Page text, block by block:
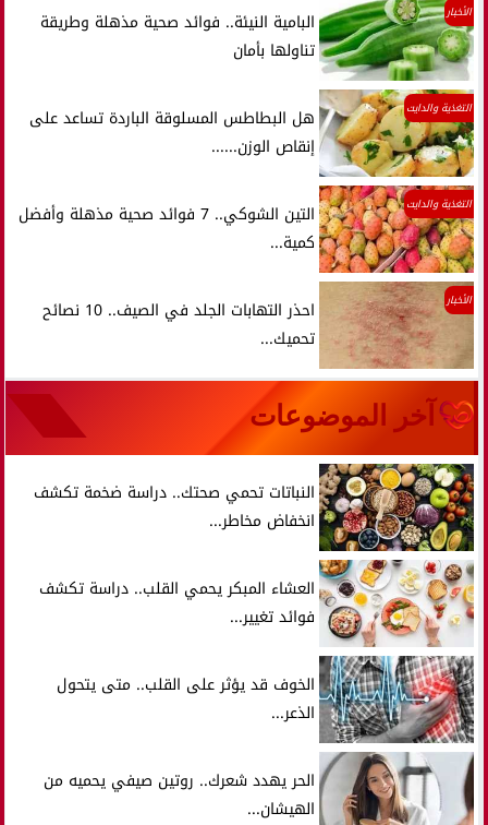
الأخبار
البامية النيئة.. فوائد صحية مذهلة وطريقة
تناولها بأمان
التغذية والدايت
هل البطاطس المسلوقة الباردة تساعد على
إنقاص الوزن......
التغذية والدايت
التين الشوكي.. 7 فوائد صحية مذهلة وأفضل
كمية...
الأخبار
احذر التهابات الجلد في الصيف.. 10 نصائح
تحميك...
آخر الموضوعات
النباتات تحمي صحتك.. دراسة ضخمة تكشف
انخفاض مخاطر...
العشاء المبكر يحمي القلب.. دراسة تكشف
فوائد تغيير...
الخوف قد يؤثر على القلب.. متى يتحول
الذعر...
الحر يهدد شعرك.. روتين صيفي يحميه من
الهيشان...